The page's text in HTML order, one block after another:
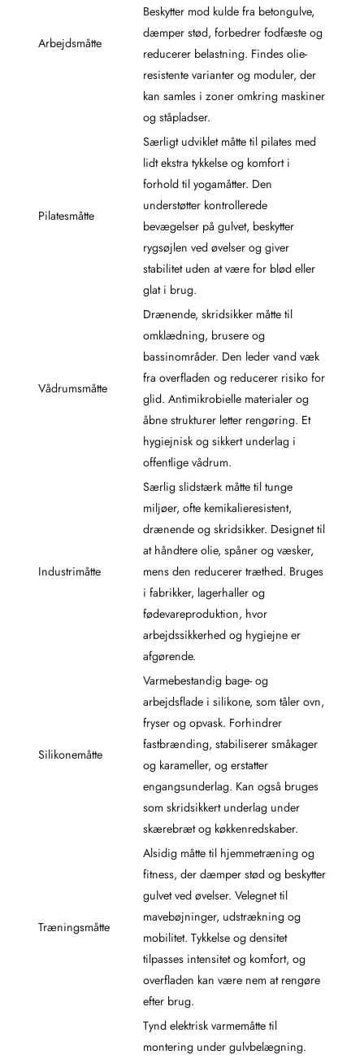
Arbejdsmåtte
Beskytter mod kulde fra betongulve,
dæmper stød, forbedrer fodfæste og
reducerer belastning. Findes olie-
resistente varianter og moduler, der
kan samles i zoner omkring maskiner
og ståpladser.
Pilatesmåtte
Særligt udviklet måtte til pilates med
lidt ekstra tykkelse og komfort i
forhold til yogamåtter. Den
understøtter kontrollerede
bevægelser på gulvet, beskytter
rygsøjlen ved øvelser og giver
stabilitet uden at være for blød eller
glat i brug.
Vådrumsmåtte
Drænende, skridsikker måtte til
omklædning, brusere og
bassinområder. Den leder vand væk
fra overfladen og reducerer risiko for
glid. Antimikrobielle materialer og
åbne strukturer letter rengøring. Et
hygiejnisk og sikkert underlag i
offentlige vådrum.
Industrimåtte
Særlig slidstærk måtte til tunge
miljøer, ofte kemikalieresistent,
drænende og skridsikker. Designet til
at håndtere olie, spåner og væsker,
mens den reducerer træthed. Bruges
i fabrikker, lagerhaller og
fødevareproduktion, hvor
arbejdssikkerhed og hygiejne er
afgørende.
Silikonemåtte
Varmebestandig bage- og
arbejdsflade i silikone, som tåler ovn,
fryser og opvask. Forhindrer
fastbrænding, stabiliserer småkager
og karameller, og erstatter
engangsunderlag. Kan også bruges
som skridsikkert underlag under
skærebræt og køkkenredskaber.
Træningsmåtte
Alsidig måtte til hjemmetræning og
fitness, der dæmper stød og beskytter
gulvet ved øvelser. Velegnet til
mavebøjninger, udstrækning og
mobilitet. Tykkelse og densitet
tilpasses intensitet og komfort, og
overfladen kan være nem at rengøre
efter brug.
Tynd elektrisk varmemåtte til
montering under gulvbelægning.